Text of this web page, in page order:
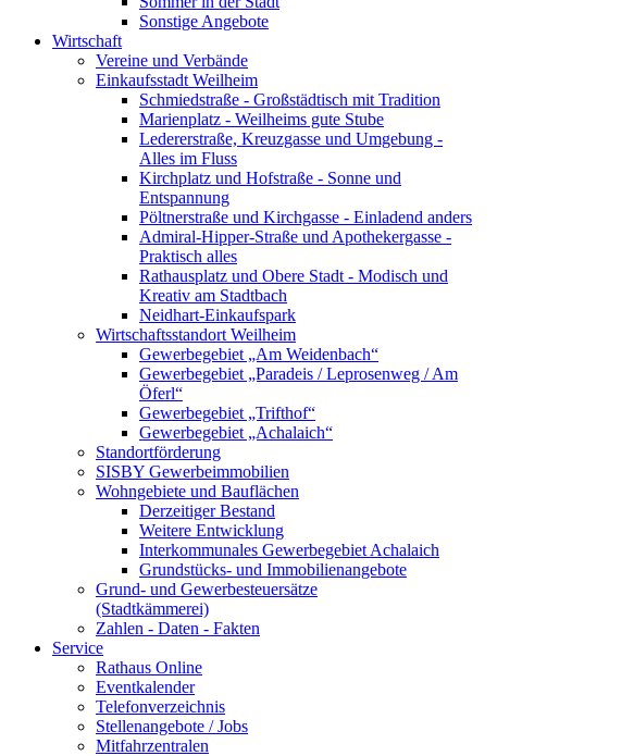
Sonstige Angebote
Wirtschaft
Vereine und Verbände
Einkaufsstadt Weilheim
Schmiedstraße - Großstädtisch mit Tradition
Marienplatz - Weilheims gute Stube
Ledererstraße, Kreuzgasse und Umgebung -
Alles im Fluss
Kirchplatz und Hofstraße - Sonne und
Entspannung
Pöltnerstraße und Kirchgasse - Einladend anders
Admiral-Hipper-Straße und Apothekergasse -
Praktisch alles
Rathausplatz und Obere Stadt - Modisch und
Kreativ am Stadtbach
Neidhart-Einkaufspark
Wirtschaftsstandort Weilheim
Gewerbegebiet „Am Weidenbach“
Gewerbegebiet „Paradeis / Leprosenweg / Am
Öferl“
Gewerbegebiet „Trifthof“
Gewerbegebiet „Achalaich“
Standortförderung
SISBY Gewerbeimmobilien
Wohngebiete und Bauflächen
Derzeitiger Bestand
Weitere Entwicklung
Interkommunales Gewerbegebiet Achalaich
Grundstücks- und Immobilienangebote
Grund- und Gewerbesteuersätze
(Stadtkämmerei)
Zahlen - Daten - Fakten
Service
Rathaus Online
Eventkalender
Telefonverzeichnis
Stellenangebote / Jobs
Mitfahrzentralen